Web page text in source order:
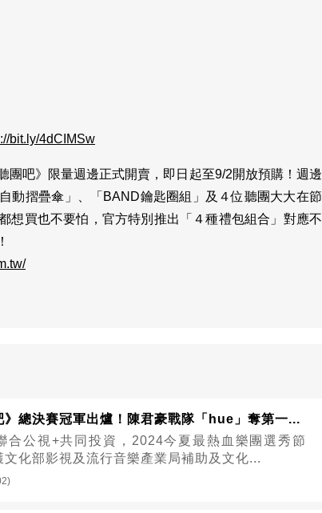
bit.ly/4dCIMSw
團吧》限量週邊正式開賣，即日起至9/2開放預購！週邊
動摺疊傘」、「BAND鑰匙圈組」及４位聽團大大在節
想買也不要怕，官方特別推出「４種禮包組合」對應不
》總決賽冠軍出爐！陳君豪戰隊「hue」奪第一...
合公視+共同投資，2024今夏最熱血樂團選秀節
文化部影視及流行音樂產業局補助及文化...